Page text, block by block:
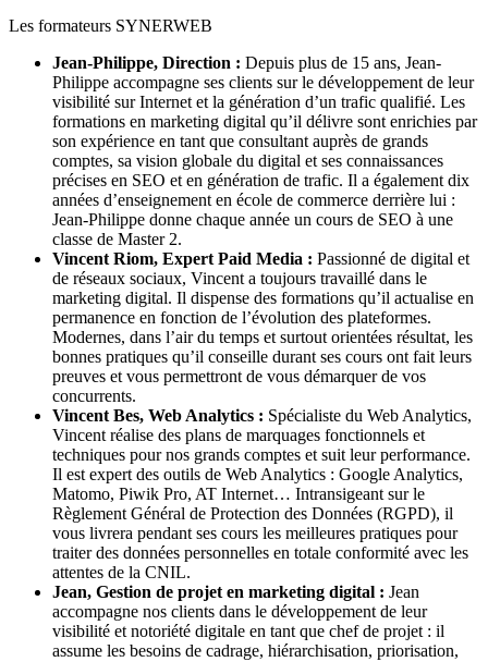
Les formateurs SYNERWEB
Jean-Philippe, Direction : Depuis plus de 15 ans, Jean-
Philippe accompagne ses clients sur le développement de leur
visibilité sur Internet et la génération d’un trafic qualifié. Les
formations en marketing digital qu’il délivre sont enrichies par
son expérience en tant que consultant auprès de grands
comptes, sa vision globale du digital et ses connaissances
précises en SEO et en génération de trafic. Il a également dix
années d’enseignement en école de commerce derrière lui :
Jean-Philippe donne chaque année un cours de SEO à une
classe de Master 2.
Vincent Riom, Expert Paid Media : Passionné de digital et
de réseaux sociaux, Vincent a toujours travaillé dans le
marketing digital. Il dispense des formations qu’il actualise en
permanence en fonction de l’évolution des plateformes.
Modernes, dans l’air du temps et surtout orientées résultat, les
bonnes pratiques qu’il conseille durant ses cours ont fait leurs
preuves et vous permettront de vous démarquer de vos
concurrents.
Vincent Bes, Web Analytics : Spécialiste du Web Analytics,
Vincent réalise des plans de marquages fonctionnels et
techniques pour nos grands comptes et suit leur performance.
Il est expert des outils de Web Analytics : Google Analytics,
Matomo, Piwik Pro, AT Internet… Intransigeant sur le
Règlement Général de Protection des Données (RGPD), il
vous livrera pendant ses cours les meilleures pratiques pour
traiter des données personnelles en totale conformité avec les
attentes de la CNIL.
Jean, Gestion de projet en marketing digital : Jean
accompagne nos clients dans le développement de leur
visibilité et notoriété digitale en tant que chef de projet : il
assume les besoins de cadrage, hiérarchisation, priorisation,